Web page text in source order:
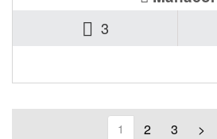
3
1 2 3 >